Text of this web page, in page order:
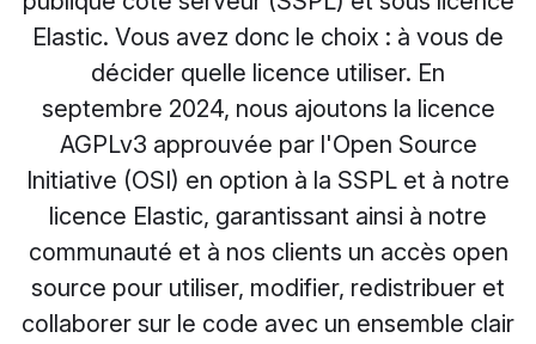
Elastic. Vous avez donc le choix : à vous de
décider quelle licence utiliser. En
septembre 2024, nous ajoutons la licence
AGPLv3 approuvée par l'Open Source
Initiative (OSI) en option à la SSPL et à notre
licence Elastic, garantissant ainsi à notre
communauté et à nos clients un accès open
source pour utiliser, modifier, redistribuer et
collaborer sur le code avec un ensemble clair